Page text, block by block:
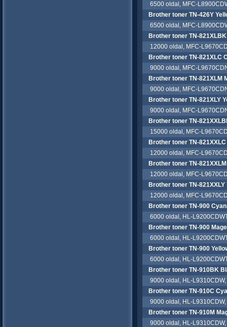
6500 oldal, MFC-
Brother toner TN-426Y
6500 oldal, MFC-
Brother toner TN-
12000 oldal, MFC-
Brother toner TN-821XLC
9000 oldal, MFC-
Brother toner TN-821XLM
9000 oldal, MFC-
Brother toner TN-821XLY
9000 oldal, MFC-
Brother toner TN-
15000 oldal, MFC-
Brother toner TN-
12000 oldal, MFC-
Brother toner TN-
12000 oldal, MFC-
Brother toner TN-821XXLY
12000 oldal, MFC-
Brother toner TN-900 Cyan
6000 oldal, HL-
Brother toner TN-900
6000 oldal, HL-
Brother toner TN-900
6000 oldal, HL-
Brother toner TN-910BK
9000 oldal, HL-L9310CDW,
Brother toner TN-910C
9000 oldal, HL-L9310CDW,
Brother toner TN-910M
9000 oldal, HL-L9310CDW,